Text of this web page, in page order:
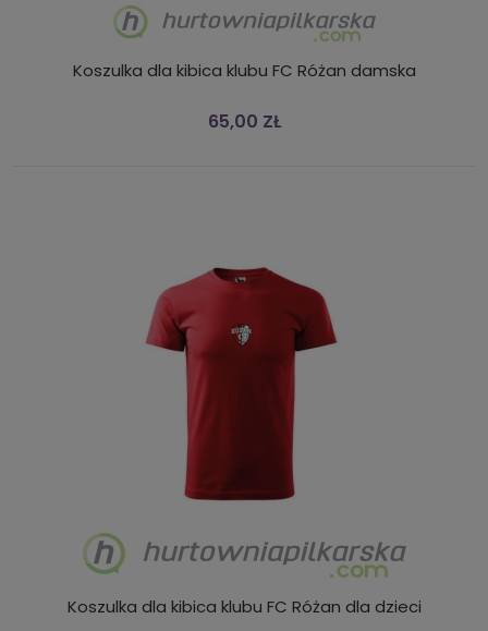
Koszulka dla kibica klubu FC Różan damska
65,00 ZŁ
Koszulka dla kibica klubu FC Różan dla dzieci